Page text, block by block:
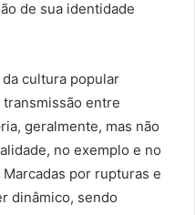
de sua identidade
cultura popular
entre
geralmente, mas não
no exemplo e no
por rupturas e
dinâmico, sendo